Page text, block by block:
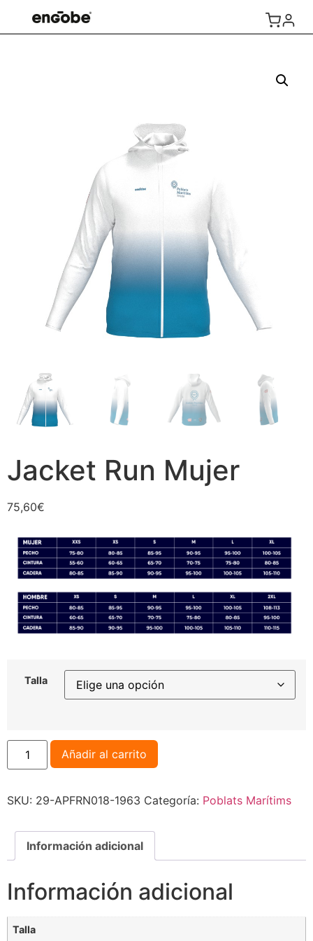
Jacket Run Mujer
75,60€
Talla
Añadir al carrito
SKU: 29-APFRN018-1963 Categoría: Poblats Marítims
Información adicional
Información adicional
Talla